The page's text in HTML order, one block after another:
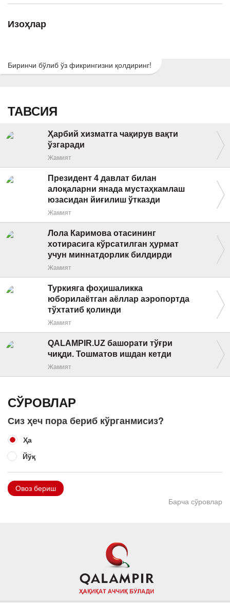
Изоҳлар
Биринчи бўлиб ўз фикрингизни қолдиринг!
ТАВСИЯ
Ҳарбий хизматга чақирув вақти
ўзгаради
Жамият
Президент 4 давлат билан
алоқаларни янада мустаҳкамлаш
юзасидан йиғилиш ўтказди
Жамият
Лола Каримова отасининг
хотирасига кўрсатилган ҳурмат
учун миннатдорлик билдирди
Жамият
Туркияга фоҳишаликка
юборилаётган аёллар аэропортда
тўхтатиб қолинди
Жамият
QALAMPIR.UZ башорати тўғри
чиқди. Тошматов ишдан кетди
Жамият
СЎРОВЛАР
Сиз ҳеч пора бериб кўрганмисиз?
Ҳа
Йўқ
Овоз бериш
Барча сўровлар